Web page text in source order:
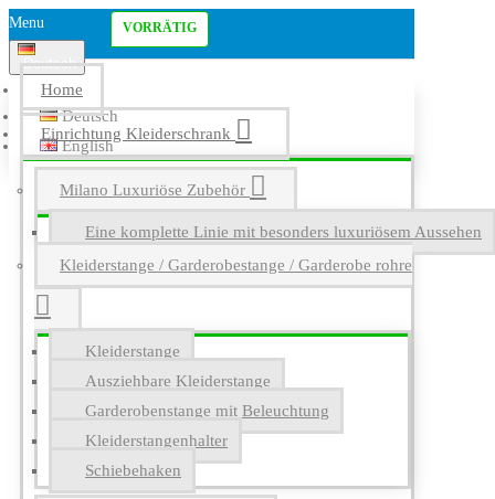
Menu
Deutsch
Deutsch
English
Home
Einrichtung Kleiderschrank
Milano Luxuriöse Zubehör
Eine komplette Linie mit besonders luxuriösem Aussehen
Kleiderstange / Garderobestange / Garderobe rohre
Kleiderstange
Ausziehbare Kleiderstange
Garderobenstange mit Beleuchtung
Kleiderstangenhalter
Schiebehaken
VORRÄTIG